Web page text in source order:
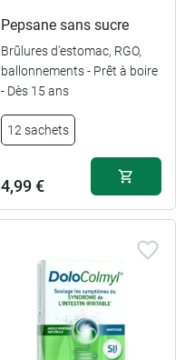
Pepsane sans sucre
Brûlures d'estomac, RGO,
ballonnements - Prêt à boire
- Dès 15 ans
12 sachets
4,99 €